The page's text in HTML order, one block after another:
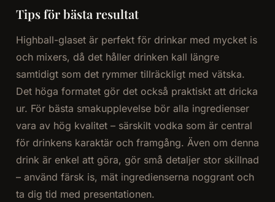
Tips för bästa resultat
Highball-glaset är perfekt för drinkar med mycket is
och mixers, då det håller drinken kall längre
samtidigt som det rymmer tillräckligt med vätska.
Det höga formatet gör det också praktiskt att dricka
ur. För bästa smakupplevelse bör alla ingredienser
vara av hög kvalitet – särskilt vodka som är central
för drinkens karaktär och framgång. Även om denna
drink är enkel att göra, gör små detaljer stor skillnad
– använd färsk is, mät ingredienserna noggrant och
ta dig tid med presentationen.